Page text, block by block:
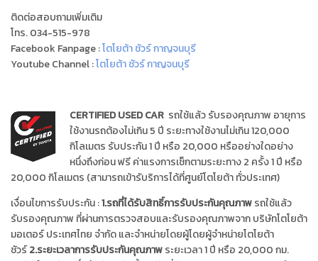
ติดต่อสอบถามเพิ่มเติม
โทร. 034-515-978
Facebook Fanpage :โตโยต้า ชัวร์ กาญจนบุรี
Youtube Channel :โตโยต้า ชัวร์ กาญจนบุรี
CERTIFIED USED CAR รถใช้แล้ว รับรองคุณภาพ อายุการ
ใช้งานรถต้องไม่เกิน 5 ปี ระยะทางใช้งานไม่เกิน 120,000
กิโลเมตร รับประกัน 1 ปี หรือ 20,000 หรืออย่างใดอย่าง
หนึ่งถึงก่อน ฟรี ค่าแรงการเช็กตามระยะทาง 2 ครั้ง 1 ปี หรือ
20,000 กิโลเมตร (สามารถเข้ารับริการได้ที่ศูนย์โตโยต้า ทั่วประเทศ)
เงื่อนไขการรับประกัน :1.รถที่ได้รับสิทธิ์การรับประกันคุณภาพรถใช้แล้ว
รับรองคุณภาพ ที่ผ่านการตรวจสอบและรับรองคุณภาพจาก บริษัทโตโยต้า
มอเตอร์ ประเทศไทย จำกัด และจำหน่ายโดยผู้โดยผู้จำหน่ายโตโยต้า
ชัวร์2.ระยะเวลาการรับประกันคุณภาพระยะเวลา 1 ปี หรือ 20,000 กม.